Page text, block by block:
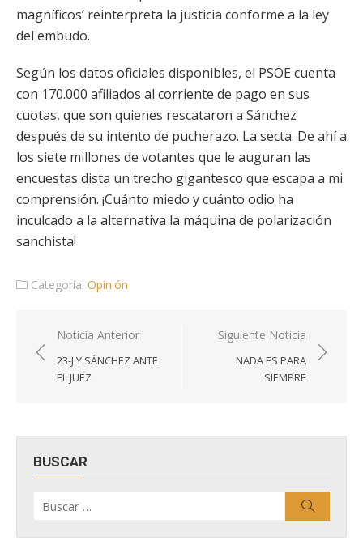
magníficos’ reinterpreta la justicia conforme a la ley
del embudo.
Según los datos oficiales disponibles, el PSOE cuenta
con 170.000 afiliados al corriente de pago en sus
cuotas, que son quienes rescataron a Sánchez
después de su intento de pucherazo. La secta. De ahí a
los siete millones de votantes que le auguran las
encuestas dista un trecho gigantesco que escapa a mi
comprensión. ¡Cuánto miedo y cuánto odio ha
inculcado a la alternativa la máquina de polarización
sanchista!
Categoría: Opinión
Navegación
de
entradas
Noticia Anterior
23-J Y SÁNCHEZ ANTE
EL JUEZ
Siguiente Noticia
NADA ES PARA
SIEMPRE
BUSCAR
por: